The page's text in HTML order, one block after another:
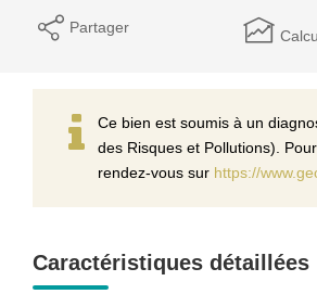
Partager
Ce bien est soumis à un
des Risques et Pollutions).
rendez-vous sur https://
Caractéristiques détaillées